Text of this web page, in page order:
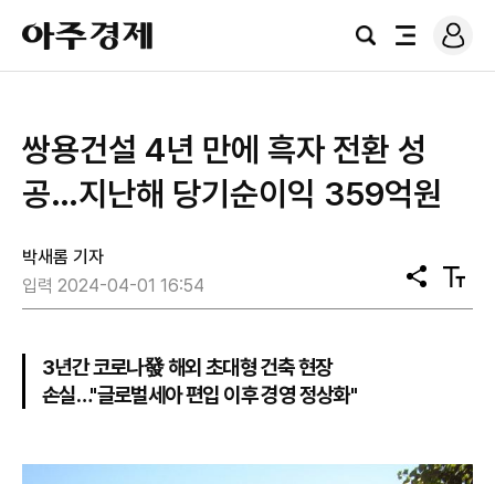
아
주
경
검
전
로
그
쌍용건설 4년 만에 흑자 전환 성
공…지난해 당기순이익 359억원
박새롬 기자
입력 2024-04-01 16:54
공
유
텍
스
3년간 코로나發 해외 초대형 건축 현장
손실…"글로벌세아 편입 이후 경영 정상화"